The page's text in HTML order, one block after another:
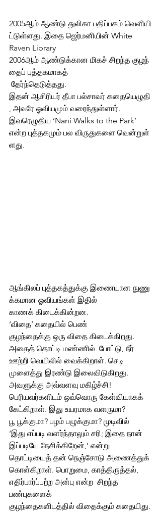
2005ஆம் ஆண்டு துலிகா பதிப்பகம் வெளியி
ட்டுள்ளது. இதை ஜெர்மனியின் White
Raven Library
2006ஆம் ஆண்டுக்கான மிகச் சிறந்த குழந்
தைப் புத்தகமாகத்
தேர்ந்தெடுத்தது.
இதன் ஆசிரியர் தீபா பல்சாவர் கதையெழுதி
, அவரே ஓவியமும் வரைந்துள்ளார்.
இவரெழுதிய ‘Nani Walks to the Park’
என்ற புத்தகமும் பல விருதுகளை வென்றுள்
ளது.
ஆங்கிலப் புத்தகத்துக்கு இணையான நுணு
க்கமான ஓவியங்கள் இதில்
காணக் கிடைக்கின்றன.
‘விதை’ கதையில் பெண்
குழந்தைக்கு ஒரு விதை கிடைக்கிறது.
அதைத் தொட்டி மண்ணில்  போட்டு, நீர்
ஊற்றி வெயிலில் வைக்கிறாள். செடி
முளைத்து இரண்டு இலைவிடுகிறது.
அவளுக்கு அவ்வளவு மகிழ்ச்சி!
பெரியவர்களிடம் ஒவ்வொரு கேள்வியாகக்
கேட்கிறாள். இது உயரமாக வளருமா?
பூ பூக்குமா? பழம் பழுக்குமா? முடிவில்
‘இது எப்படி வளர்ந்தாலும் சரி; இதை நான்
இப்படியே நேசிக்கிறேன்,’ என்று
தொட்டியைத் தன் நெஞ்சோடு அணைத்துக்
கொள்கிறாள். பொறுமை, காத்திருத்தல்,
எதிர்பார்ப்பற்ற அன்பு என்ற  சிறந்த
பண்புகளைக்
குழந்தைகளிடத்தில் விதைக்கும் கதையிது.